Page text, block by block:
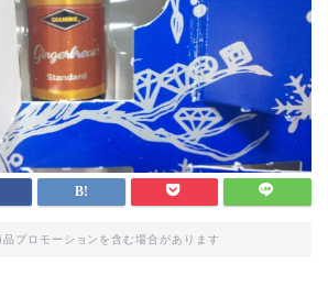
プロモーションを含む場合があります